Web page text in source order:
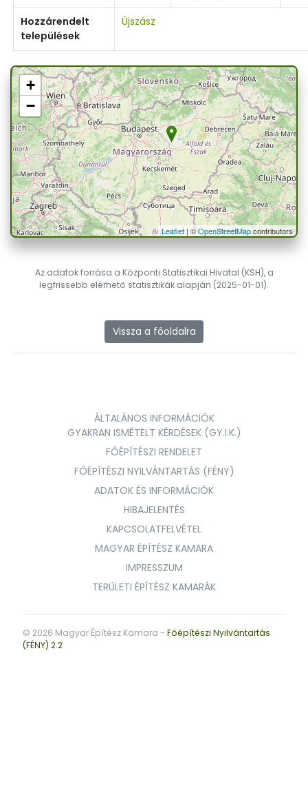
Hozzárendelt
települések
Újszász
+
−
Leaflet| ©OpenStreetMapcontributors
Az adatok forrása a Központi Statisztikai Hivatal (KSH), a
legfrissebb elérhető statisztikák alapján (2025-01-01).
Vissza a főoldalra
ÁLTALÁNOS INFORMÁCIÓK
GYAKRAN ISMÉTELT KÉRDÉSEK (GY.I.K.)
FŐÉPÍTÉSZI RENDELET
FŐÉPÍTÉSZI NYILVÁNTARTÁS (FÉNY)
ADATOK ÉS INFORMÁCIÓK
HIBAJELENTÉS
KAPCSOLATFELVÉTEL
MAGYAR ÉPÍTÉSZ KAMARA
IMPRESSZUM
TERÜLETI ÉPÍTÉSZ KAMARÁK
© 2026 Magyar Építész Kamara - Főépítészi Nyilvántartás
(FÉNY) 2.2